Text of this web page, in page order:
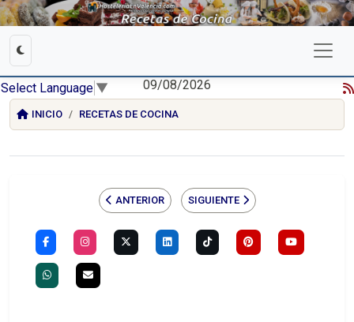
Select Language ▼ 09/08/2026
INICIO RECETAS DE COCINA
ANTERIOR SIGUIENTE